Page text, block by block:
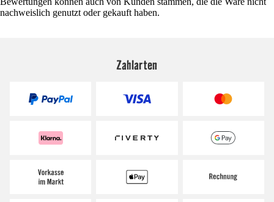
nachweislich genutzt oder gekauft haben.
Zahlarten